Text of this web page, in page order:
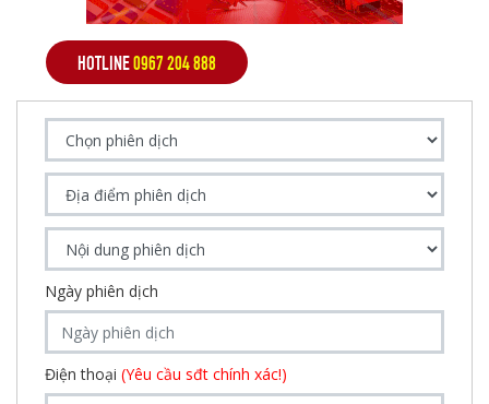
HOTLINE0967 204 888
Ngày phiên dịch
Điện thoại (Yêu cầu sđt chính xác!)